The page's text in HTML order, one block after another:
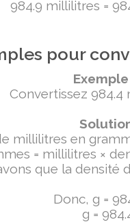
984.9 millilitres =
pour
Exemple
Convertissez 984.4
millilitres en
= millilitres ×
que la densité
Donc, g =
g =